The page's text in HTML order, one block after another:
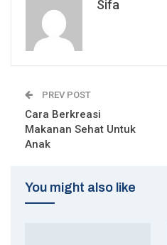
Sifa
PREV POST
Cara Berkreasi
Makanan Sehat Untuk
Anak
You might also like